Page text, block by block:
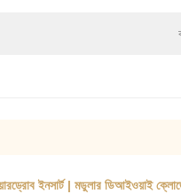
ইনসার্ট | মডুলার ডিআইওয়াই